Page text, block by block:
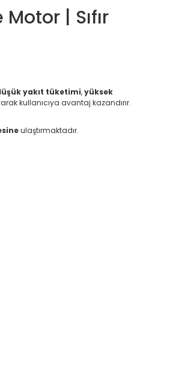
| Sıfır
yakıt tüketimi,yüksek
kullanıcıya avantaj kazandırır.
ulaştırmaktadır.